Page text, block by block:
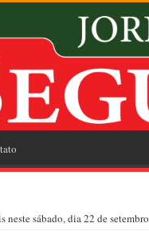
neste sábado, dia 22 de setembro